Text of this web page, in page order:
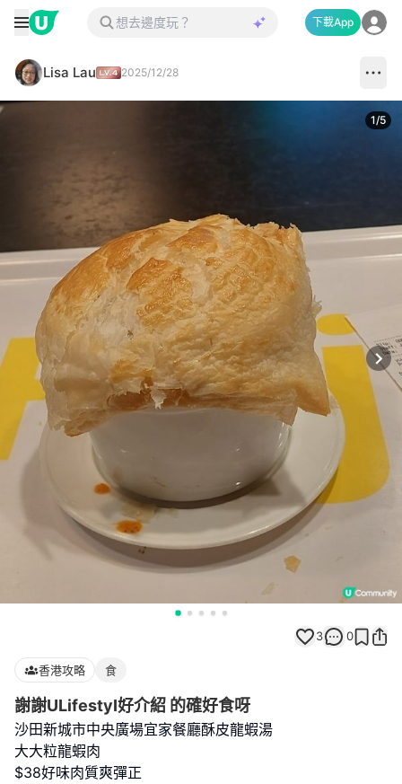
下載App
Lisa Lau 2025/12/28
1/5
3 0
香港攻略 食
謝謝ULifestyI好介紹 的確好食呀
沙田新城市中央廣場宜家餐廳酥皮龍蝦湯
大大粒龍蝦肉
$38好味肉質爽彈正